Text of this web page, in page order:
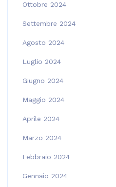
Ottobre 2024
Settembre 2024
Agosto 2024
Luglio 2024
Giugno 2024
Maggio 2024
Aprile 2024
Marzo 2024
Febbraio 2024
Gennaio 2024